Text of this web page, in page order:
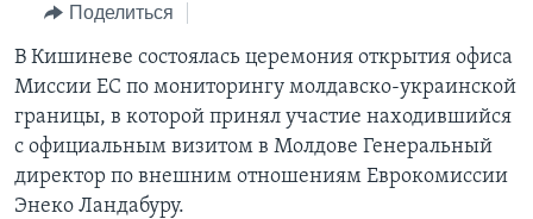
навигации
Перейти
поиск
ИТОГИ
ПОЧЕМУ ЭТО ВАЖНО?
ДЕТАЛИ
НЬЮ-ЙОРК NEW YORK
НАША АМЕРИКАНСКАЯ ИСТОРИЯ
А КАК В АМЕРИКЕ?
АМЕРИКАНСКИЕ ГОРОДКИ
ТЕСТЫ
ИНТЕРВЬЮ
ФАКТЫ ПРОТИВ ФЕЙКОВ
ЗА СВОБОДУ ПРЕССЫ
УЧИМ АНГЛИЙСКИЙ
ВИДЕО
Поделиться
В Кишиневе состоялась церемония открытия офиса
Миссии ЕС по мониторингу молдавско-украинской
границы, в которой принял участие находившийся
с официальным визитом в Молдове Генеральный
директор по внешним отношениям Еврокомиссии
Энеко Ландабуру.